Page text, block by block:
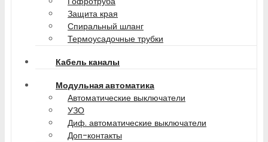
Защита края
Спиральный шланг
Термоусадочные трубки
Кабель каналы
Модульная автоматика
Автоматические выключатели
УЗО
Диф. автоматические выключатели
Доп-контакты